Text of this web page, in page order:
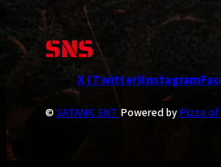
SNS
X (Twitter)Instagram
© SATANIC ENT. Powered byPizza of